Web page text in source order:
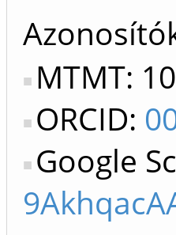
MTMT:
ORCID:
Google